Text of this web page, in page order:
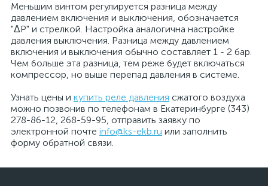
Меньшим винтом регулируется разница между
давлением включения и выключения, обозначается
"ΔP" и стрелкой. Настройка аналогична настройке
давления выключения. Разница между давлением
включения и выключения обычно составляет 1 - 2 бар.
Чем больше эта разница, тем реже будет включаться
компрессор, но выше перепад давления в системе.
Узнать цены и купить реле давления сжатого воздуха
можно позвонив по телефонам в Екатеринбурге (343)
278-86-12, 268-59-95, отправить заявку по
электронной почте info@ks-ekb.ru или заполнить
форму обратной связи.